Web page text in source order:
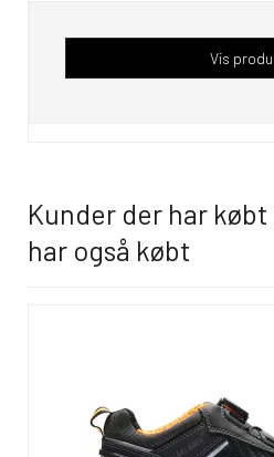
Vis
Kunder der har
har også købt